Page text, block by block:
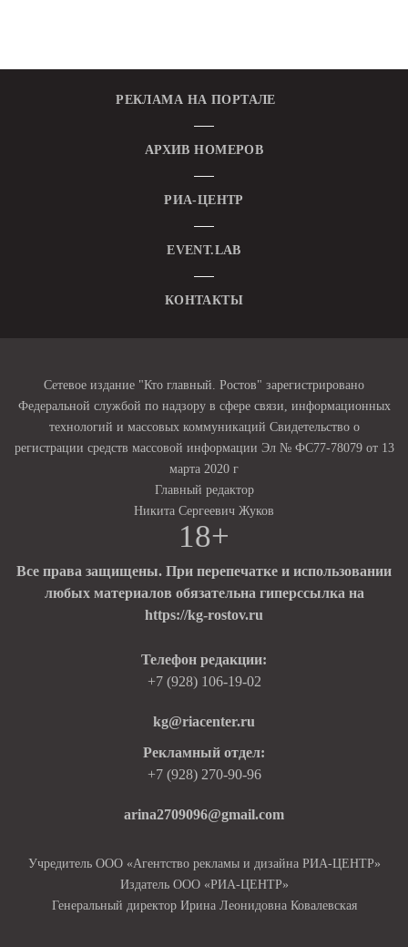
РЕКЛАМА НА ПОРТАЛЕ
АРХИВ НОМЕРОВ
РИА-ЦЕНТР
EVENT.LAB
КОНТАКТЫ
Сетевое издание "Кто главный. Ростов" зарегистрировано
Федеральной службой по надзору в сфере связи, информационных
технологий и массовых коммуникаций Свидетельство о
регистрации средств массовой информации Эл № ФС77-78079 от 13
марта 2020 г
Главный редактор
Никита Сергеевич Жуков
18+
Все права защищены. При перепечатке и использовании
любых материалов обязательна гиперссылка на
https://kg-rostov.ru
Телефон редакции:
+7 (928) 106-19-02
kg@riacenter.ru
Рекламный отдел:
+7 (928) 270-90-96
arina2709096@gmail.com
Учредитель ООО «Агентство рекламы и дизайна РИА-ЦЕНТР»
Издатель ООО «РИА-ЦЕНТР»
Генеральный директор Ирина Леонидовна Ковалевская